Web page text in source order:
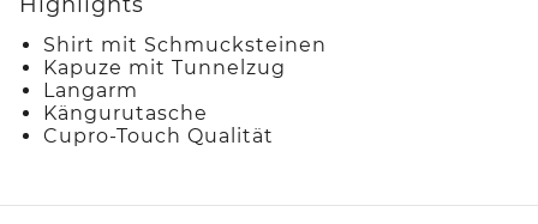
Shirt mit Schmucksteinen
Kapuze mit Tunnelzug
Langarm
Kängurutasche
Cupro-Touch Qualität